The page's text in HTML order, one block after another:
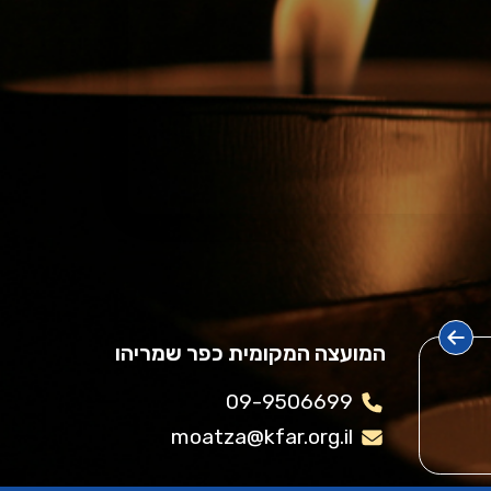
המועצה המקומית כפר שמריהו
09-9506699
moatza@kfar.org.il